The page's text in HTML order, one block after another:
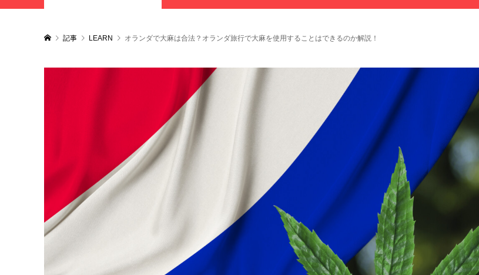
記事 LEARN オランダで大麻は合法？オランダ旅行で大麻を使用することはできるのか解説！